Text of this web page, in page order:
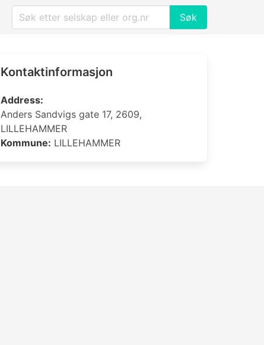
Søk
Kontaktinformasjon
Address:
Anders Sandvigs gate 17, 2609,
LILLEHAMMER
Kommune: LILLEHAMMER